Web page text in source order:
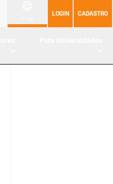
LOGIN CADASTRO